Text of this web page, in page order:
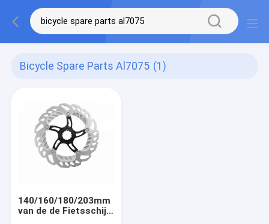
Bicycle Spare Parts Al7075 (1)
140/160/180/203mm
van de de Fietsschijf